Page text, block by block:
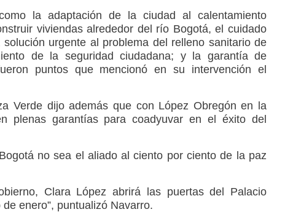
la adaptación de la ciudad al calentamiento
viviendas alrededor del río Bogotá, el cuidado
urgente al problema del relleno sanitario de
de la seguridad ciudadana; y la garantía de
puntos que mencionó en su intervención el
Verde dijo además que con López Obregón en la
plenas garantías para coadyuvar en el éxito del
no sea el aliado al ciento por ciento de la paz
Clara López abrirá las puertas del Palacio
enero”, puntualizó Navarro.